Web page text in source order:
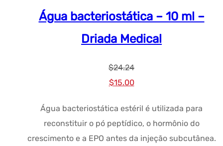
Água bacteriostática – 10 ml –
Driada Medical
$24.24
Preço
era:
$24.24.
$15.00Preço
$15.00.
Água bacteriostática estéril é utilizada para
reconstituir o pó peptídico, o hormônio do
crescimento e a EPO antes da injeção subcutânea.